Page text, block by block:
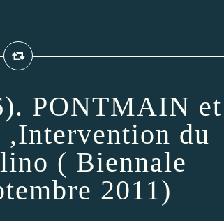
PONTMAIN et
,Intervention du
( Biennale
2011)